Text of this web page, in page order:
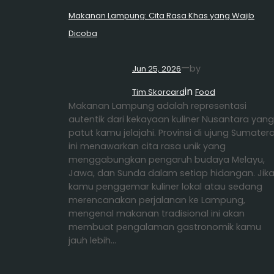
Makanan Lampung: Cita Rasa Khas yang Wajib
Dicoba
Jun 25, 2026—by
Tim Skorcardin Food
Makanan Lampung adalah representasi
autentik dari kekayaan kuliner Nusantara yang
patut kamu jelajahi. Provinsi di ujung
ini menawarkan cita rasa unik yang
menggabungkan pengaruh budaya Melayu,
Jawa, dan Sunda dalam setiap hidangan. Jika
kamu penggemar kuliner lokal atau sedang
merencanakan perjalanan ke Lampung,
mengenal makanan tradisional ini akan
membuat pengalaman gastronomik kamu
jauh lebih…